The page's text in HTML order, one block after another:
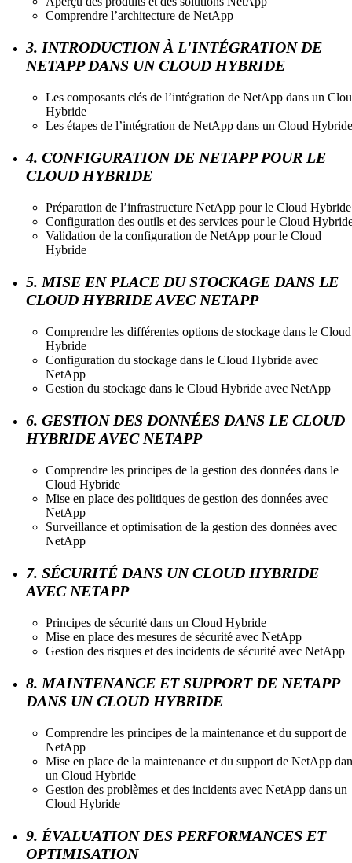
Comprendre l’architecture de NetApp
3. INTRODUCTION À L'INTÉGRATION DE
NETAPP DANS UN CLOUD HYBRIDE
Les composants clés de l’intégration de NetApp dans un
Hybride
Les étapes de l’intégration de NetApp dans un Cloud Hybride
4. CONFIGURATION DE NETAPP POUR LE
CLOUD HYBRIDE
Préparation de l’infrastructure NetApp pour le Cloud Hybride
Configuration des outils et des services pour le Cloud
Validation de la configuration de NetApp pour le Cloud
Hybride
5. MISE EN PLACE DU STOCKAGE DANS LE
CLOUD HYBRIDE AVEC NETAPP
Comprendre les différentes options de stockage dans le Cloud
Hybride
Configuration du stockage dans le Cloud Hybride avec
NetApp
Gestion du stockage dans le Cloud Hybride avec NetApp
6. GESTION DES DONNÉES DANS LE CLOUD
HYBRIDE AVEC NETAPP
Comprendre les principes de la gestion des données dans le
Cloud Hybride
Mise en place des politiques de gestion des données avec
NetApp
Surveillance et optimisation de la gestion des données avec
NetApp
7. SÉCURITÉ DANS UN CLOUD HYBRIDE
AVEC NETAPP
Principes de sécurité dans un Cloud Hybride
Mise en place des mesures de sécurité avec NetApp
Gestion des risques et des incidents de sécurité avec NetApp
8. MAINTENANCE ET SUPPORT DE NETAPP
DANS UN CLOUD HYBRIDE
Comprendre les principes de la maintenance et du support de
NetApp
Mise en place de la maintenance et du support de NetApp
un Cloud Hybride
Gestion des problèmes et des incidents avec NetApp dans un
Cloud Hybride
9. ÉVALUATION DES PERFORMANCES ET
OPTIMISATION